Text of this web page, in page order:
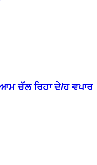
ਚੱਲ ਰਿਹਾ ਦੇ/ਹ ਵਪਾਰ